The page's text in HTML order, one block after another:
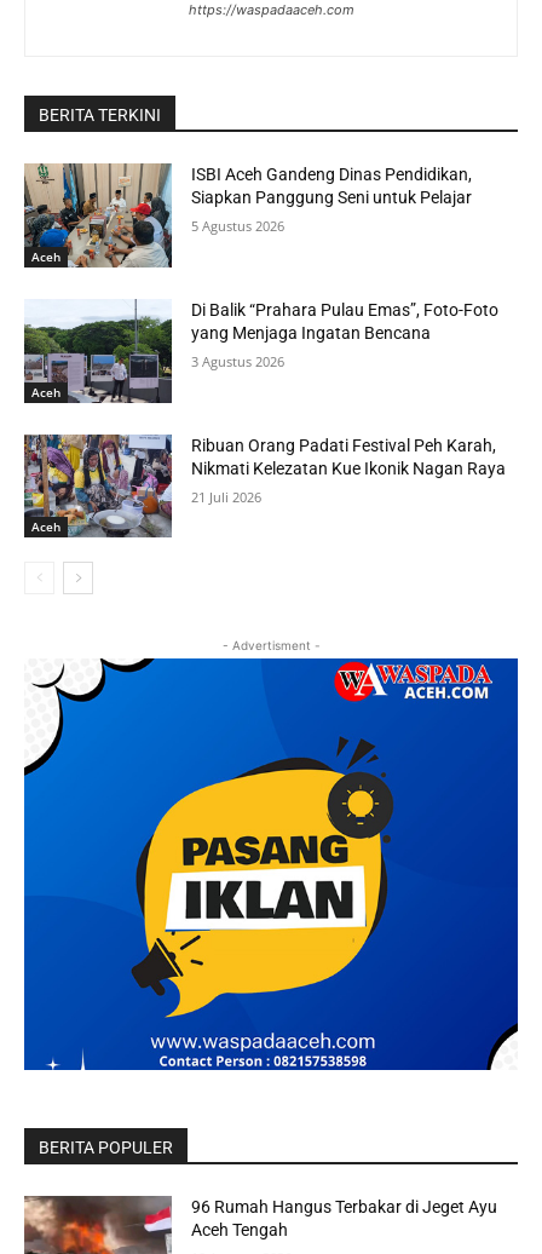
https://waspadaaceh.com
BERITA TERKINI
Aceh
ISBI Aceh Gandeng Dinas Pendidikan,
Siapkan Panggung Seni untuk Pelajar
5 Agustus 2026
Aceh
Di Balik “Prahara Pulau Emas”, Foto-Foto
yang Menjaga Ingatan Bencana
3 Agustus 2026
Aceh
Ribuan Orang Padati Festival Peh Karah,
Nikmati Kelezatan Kue Ikonik Nagan Raya
21 Juli 2026
- Advertisment -
BERITA POPULER
96 Rumah Hangus Terbakar di Jeget Ayu
Aceh Tengah